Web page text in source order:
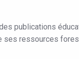
publications
ressources